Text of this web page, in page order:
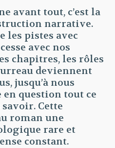
avant tout, c’est la
narrative.
pistes avec
avec nos
chapitres, les rôles
deviennent
jusqu’à nous
question tout ce
Cette
roman une
rare et
constant.